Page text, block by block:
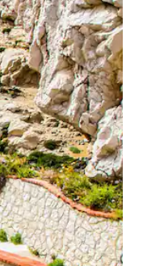
ისრებით ან შეხებისა თუ